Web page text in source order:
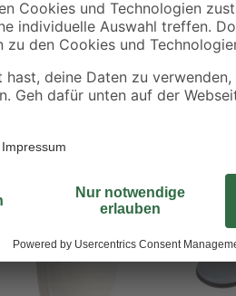
Untergrund
ist ebenfalls